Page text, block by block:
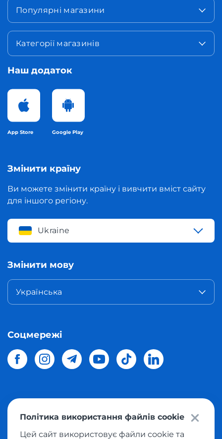
Популярні магазини
Категорії магазинів
Наш додаток
App Store Google Play
Змінити країну
Ви можете змінити країну і вивчити вміст сайту
для іншого регіону.
Ukraine
Змінити мову
Українська
Соцмережі
магазинів світу в Україну.Всі права захищені
Політика використання файлів cookie
Цей сайт використовує файли cookie та